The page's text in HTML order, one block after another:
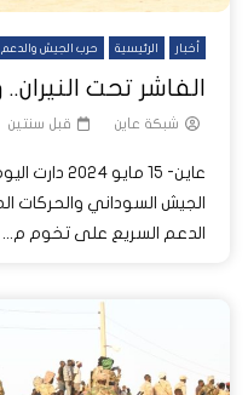
أخبار الرئيسية حرب الجيش والدعم
الفاشر تحت
شبكة عاين قبل سنتين
عاين- 15
الجيش السوداني والحركات
الدعم السريع على تخوم م...